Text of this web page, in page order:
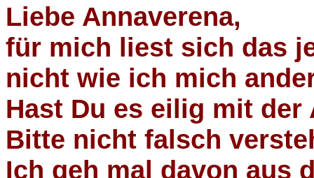
Liebe Annaverena,
für mich liest sich das
nicht wie ich mich
Hast Du es eilig mit der
Bitte nicht falsch
Ich geh mal davon aus